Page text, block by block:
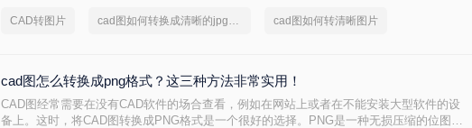
文将介绍三种实用的转换方法。
CAD转图片 cad图如何转换成清晰的jpg图片 cad图如何转清晰图片
cad图怎么转换成png格式？这三种方法非常实用！
CAD图经常需要在没有CAD软件的场合查看，例如在网站上或者在不能安装大型软件的设
备上。这时，将CAD图转换成PNG格式是一个很好的选择。PNG是一种无损压缩的位图格